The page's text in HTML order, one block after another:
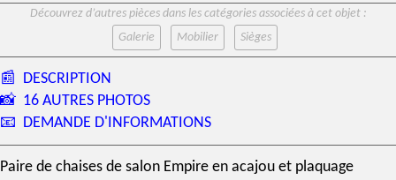
Découvrez d’autres pièces dans les catégories associées à cet objet :
Galerie
Mobilier Sièges
📰 DESCRIPTION
📸 16 AUTRES PHOTOS
📧 DEMANDE D'INFORMATIONS
Paire de chaises de salon Empire en acajou et plaquage